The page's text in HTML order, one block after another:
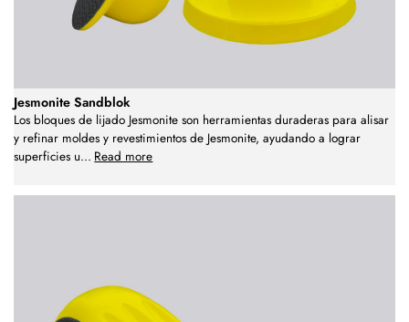
Jesmonite Sandblok
Los bloques de lijado Jesmonite son herramientas duraderas para alisar
y refinar moldes y revestimientos de Jesmonite, ayudando a lograr
superficies u... Read more